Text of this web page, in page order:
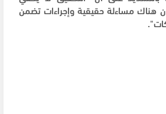
هناك مساءلة حقيقية وإجراءات تضمن